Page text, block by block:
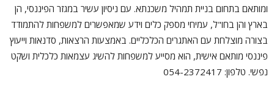
ומותאם בתחום בניית תמהיל משכנתא. עם ניסיון עשיר במגזר הפיננסי, הן
בארץ והן בחו"ל, עמיחי מספק כלים וידע שמאפשרים למשפחות להתמודד
בצורה מוצלחת עם האתגרים הכלכליים. באמצעות הרצאות, סדנאות וייעוץ
פיננסי מותאם אישית, הוא מסייע למשפחות להשיג עצמאות כלכלית ושקט
נפשי. טלפון: 054-2372417